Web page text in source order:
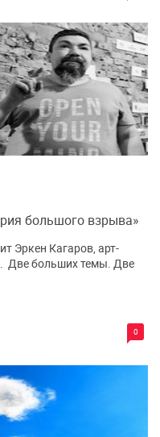
большого взрыва»
0
Эркен Кагаров, арт-
Две больших темы. Две